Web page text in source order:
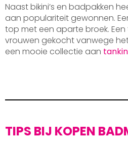
Naast bikini’s en badpakken
aan populariteit gewonnen.
top met een aparte broek.
vrouwen gekocht vanwege
een mooie collectie aan
TIPS BIJ KOPEN